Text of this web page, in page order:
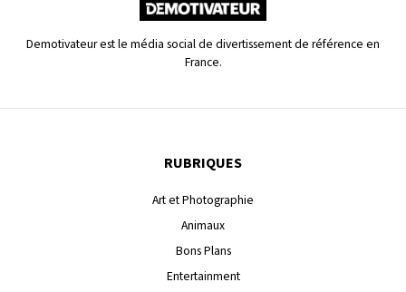
Demotivateur est le média social de divertissement de référence en
France.
RUBRIQUES
Art et Photographie
Animaux
Bons Plans
Entertainment